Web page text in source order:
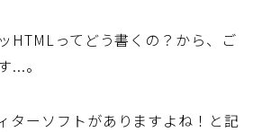
HTMLってどう書くの？から、ご
...。
ターソフトがありますよね！と記